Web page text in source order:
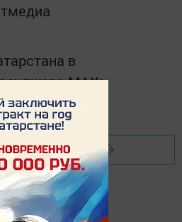
в
MАХ:
новости